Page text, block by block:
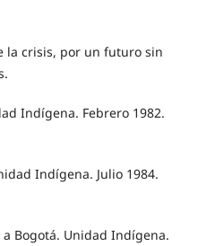
la crisis, por un futuro sin
Indígena. Febrero 1982.
Indígena. Julio 1984.
Bogotá. Unidad Indígena.